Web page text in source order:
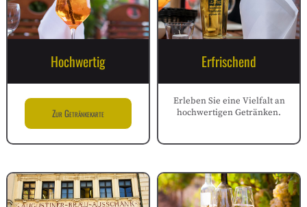
Hochwertig
Zur Getränkekarte
Erfrischend
Erleben Sie eine Vielfalt an
hochwertigen Getränken.